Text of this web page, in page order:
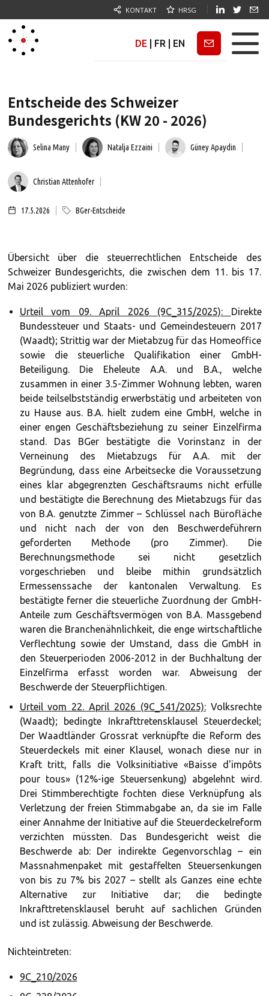
KONTAKT HRSG
DE FR EN Newsletter
Entscheide des Schweizer
Bundesgerichts (KW 20 - 2026)
Selina Many Natalja Ezzaini Güney Apaydin
Christian Attenhofer
17.5.2026 BGer-Entscheide
Übersicht über die steuerrechtlichen Entscheide des
Schweizer Bundesgerichts, die zwischen dem 11. bis 17.
Mai 2026 publiziert wurden:
Urteil vom 09. April 2026 (9C_315/2025): Direkte
Bundessteuer und Staats- und Gemeindesteuern 2017
(Waadt); Strittig war der Mietabzug für das Homeoffice
sowie die steuerliche Qualifikation einer GmbH-
Beteiligung. Die Eheleute A.A. und B.A., welche
zusammen in einer 3.5-Zimmer Wohnung lebten, waren
beide teilselbstständig erwerbstätig und arbeiteten von
zu Hause aus. B.A. hielt zudem eine GmbH, welche in
einer engen Geschäftsbeziehung zu seiner Einzelfirma
stand. Das BGer bestätigte die Vorinstanz in der
Verneinung des Mietabzugs für A.A. mit der
Begründung, dass eine Arbeitsecke die Voraussetzung
eines klar abgegrenzten Geschäftsraums nicht erfülle
und bestätigte die Berechnung des Mietabzugs für das
von B.A. genutzte Zimmer – Schlüssel nach Bürofläche
und nicht nach der von den Beschwerdeführern
geforderten Methode (pro Zimmer). Die
Berechnungsmethode sei nicht gesetzlich
vorgeschrieben und bleibe mithin grundsätzlich
Ermessenssache der kantonalen Verwaltung. Es
bestätigte ferner die steuerliche Zuordnung der GmbH-
Anteile zum Geschäftsvermögen von B.A. Massgebend
waren die Branchenähnlichkeit, die enge wirtschaftliche
Verflechtung sowie der Umstand, dass die GmbH in
den Steuerperioden 2006-2012 in der Buchhaltung der
Einzelfirma erfasst worden war. Abweisung der
Beschwerde der Steuerpflichtigen.
Urteil vom 22. April 2026 (9C_541/2025):Volksrechte
(Waadt); bedingte Inkrafttretensklausel Steuerdeckel;
Der Waadtländer Grossrat verknüpfte die Reform des
Steuerdeckels mit einer Klausel, wonach diese nur in
Kraft tritt, falls die Volksinitiative «Baisse d'impôts
pour tous» (12%-ige Steuersenkung) abgelehnt wird.
Drei Stimmberechtigte fochten diese Verknüpfung als
Verletzung der freien Stimmabgabe an, da sie im Falle
einer Annahme der Initiative auf die Steuerdeckelreform
verzichten müssten. Das Bundesgericht weist die
Beschwerde ab: Der indirekte Gegenvorschlag – ein
Massnahmenpaket mit gestaffelten Steuersenkungen
von bis zu 7% bis 2027 – stellt als Ganzes eine echte
Alternative zur Initiative dar; die bedingte
Inkrafttretensklausel beruht auf sachlichen Gründen
und ist zulässig. Abweisung der Beschwerde.
Nichteintreten:
9C_210/2026